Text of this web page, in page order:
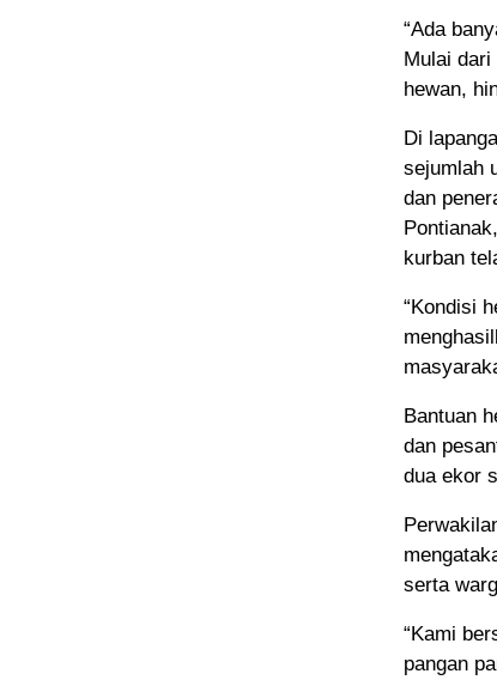
“Ada
Mulai
hewan,
Di
sejumlah
dan
kurban
“Kondisi
Bantuan
dan
dua ekor
serta
“Kami
pangan